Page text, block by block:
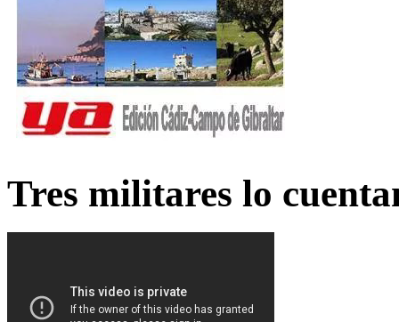
Tres militares lo